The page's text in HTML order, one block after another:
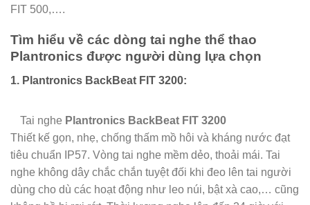
FIT 500,….
Tìm hiểu về các dòng tai nghe thể thao
Plantronics được người dùng lựa chọn
1. Plantronics BackBeat FIT 3200:
Tai nghe Plantronics BackBeat FIT 3200
Thiết kế gọn, nhẹ, chống thấm mồ hôi và kháng nước đạt
tiêu chuẩn IP57. Vòng tai nghe mềm dẻo, thoải mái. Tai
nghe không dây chắc chắn tuyệt đối khi đeo lên tai người
dùng cho dù các hoạt động như leo núi, bật xà cao,… cũng